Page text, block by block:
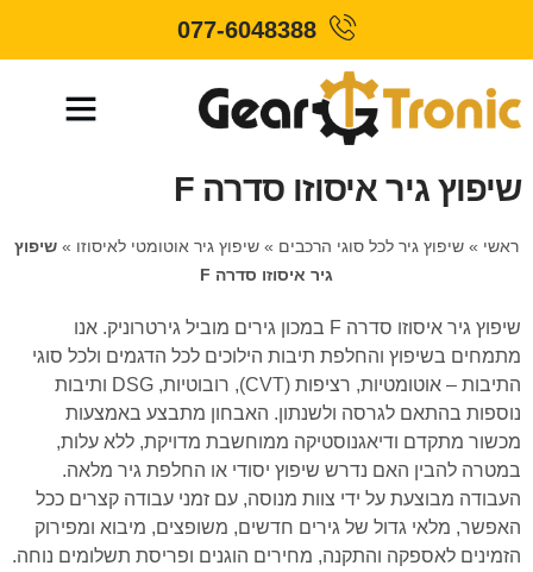
077-6048388
שיפוץ גיר איסוזו סדרה F
ראשי » שיפוץ גיר לכל סוגי הרכבים » שיפוץ גיר אוטומטי לאיסוזו » שיפוץ
גיר איסוזו סדרה F
שיפוץ גיר איסוזו סדרה F במכון גירים מוביל גירטרוניק. אנו
מתמחים בשיפוץ והחלפת תיבות הילוכים לכל הדגמים ולכל סוגי
התיבות – אוטומטיות, רציפות (CVT), רובוטיות, DSG ותיבות
נוספות בהתאם לגרסה ולשנתון. האבחון מתבצע באמצעות
מכשור מתקדם ודיאגנוסטיקה ממוחשבת מדויקת, ללא עלות,
במטרה להבין האם נדרש שיפוץ יסודי או החלפת גיר מלאה.
העבודה מבוצעת על ידי צוות מנוסה, עם זמני עבודה קצרים ככל
האפשר, מלאי גדול של גירים חדשים, משופצים, מיבוא ומפירוק
הזמינים לאספקה והתקנה, מחירים הוגנים ופריסת תשלומים נוחה.